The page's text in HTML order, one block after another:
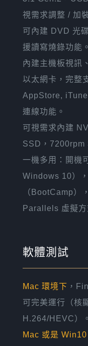
視需求調整 / 加
可內建 DVD 光
援讀寫燒錄功能。
內建主機板視訊
以太網卡，完整
AppStore,
連線功能。
可視需求內建
SSD，7200rpm
一機多用：開機
Windows 10）
（BootCamp）
Parallels 虛擬方
軟體測試
Mac 環境下 ，
可完美運行（核
H.264/HEVC）。
Mac 或是